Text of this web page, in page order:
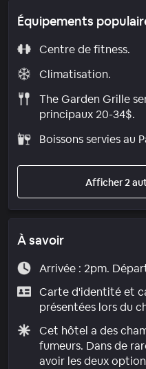
Équipements
Centre de fitness.
Climatisation.
The Garden Grille
principaux 20-34$.
Boissons servies au
Afficher 2
À savoir
Arrivée : 2pm.
Carte d'identité et
présentées lors du
Cet hôtel a des
fumeurs. Dans de
avoir les deux